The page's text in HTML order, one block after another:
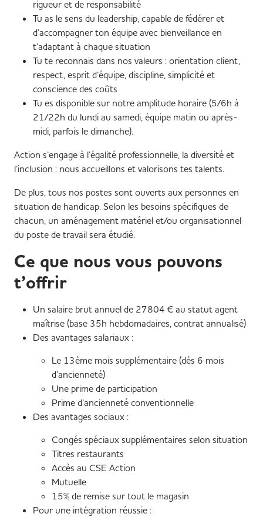
rigueur et de responsabilité
Tu as le sens du leadership, capable de fédérer et
d’accompagner ton équipe avec bienveillance en
t’adaptant à chaque situation
Tu te reconnais dans nos valeurs : orientation client,
respect, esprit d’équipe, discipline, simplicité et
conscience des coûts
Tu es disponible sur notre amplitude horaire (5/6h à
21/22h du lundi au samedi, équipe matin ou après-
midi, parfois le dimanche).
Action s’engage à l’égalité professionnelle, la diversité et
l’inclusion : nous accueillons et valorisons tes talents.
De plus, tous nos postes sont ouverts aux personnes en
situation de handicap. Selon les besoins spécifiques de
chacun, un aménagement matériel et/ou organisationnel
du poste de travail sera étudié.
Ce que nous vous pouvons
t’offrir
Un salaire brut annuel de 27804 € au statut agent
maîtrise (base 35h hebdomadaires, contrat annualisé)
Des avantages salariaux :
Le 13ème mois supplémentaire (dès 6 mois
d’ancienneté)
Une prime de participation
Prime d’ancienneté conventionnelle
Des avantages sociaux :
Congés spéciaux supplémentaires selon situation
Titres restaurants
Accès au CSE Action
Mutuelle
15% de remise sur tout le magasin
Pour une intégration réussie :